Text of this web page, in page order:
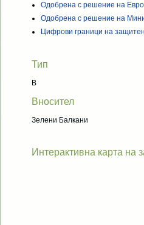
Одобрена с решение на
Одобрена с решение на
Цифрови граници на
Тип
B
Вносител
Зелени Балкани
Интерактивна карта на